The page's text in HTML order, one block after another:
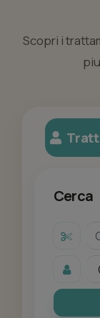
Scopri i
Cerca